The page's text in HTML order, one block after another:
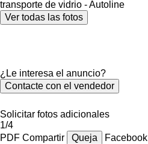
Ver todas las fotos
¿Le interesa el anuncio?
Contacte con el vendedor
Solicitar fotos adicionales
1/4
PDF Compartir Queja Facebook